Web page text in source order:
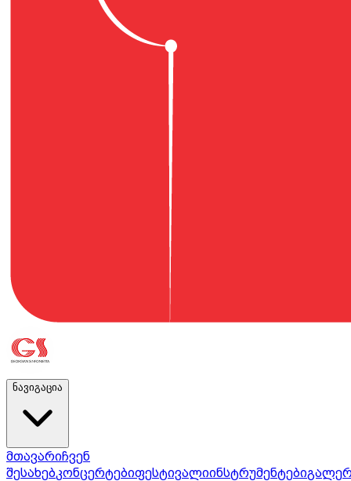
ნავიგაცია
მთავარიჩვენ
შესახებკონცერტებიფესტივალიინსტრუმენტები